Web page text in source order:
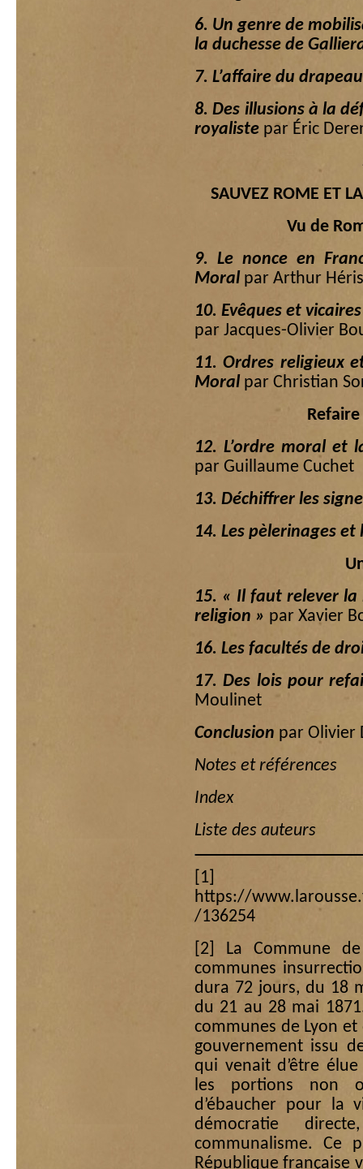
6. Un genre de
la duchesse de
7. L’affaire du
8. Des illusions à la
royaliste par Éric
SAUVEZ ROME ET
Vu de
9. Le nonce en
Moral par Arthur
10. Evêques et
par Jacques-Olivier
11. Ordres religieux
Moral par Christian
12. L’ordre moral et
par Guillaume Cuchet
13. Déchiffrer les
14. Les pèlerinages
15. « Il faut relever la
religion » par Xavier
16. Les facultés de
17. Des lois pour
Moulinet
Conclusion par Olivier
Notes et références
Index
Liste des auteurs
[1]
https://
/136254
[2]
La Commune
communes
dura 72 jours, du 18
du 21 au 28 mai
communes de Lyon
gouvernement issu
qui venait d’être
les portions non
d’ébaucher pour la
démocratie
communalisme. Ce
République française